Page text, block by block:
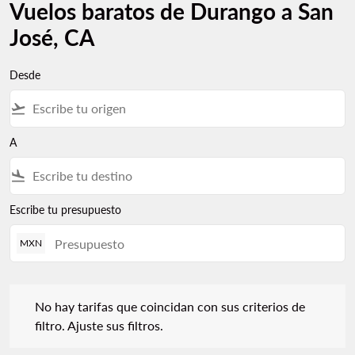
Vuelos baratos de Durango a San
José, CA
Desde
flight_takeoff
A
flight_land
Escribe tu presupuesto
MXN
No hay tarifas que coincidan con sus criterios de
filtro. Ajuste sus filtros.